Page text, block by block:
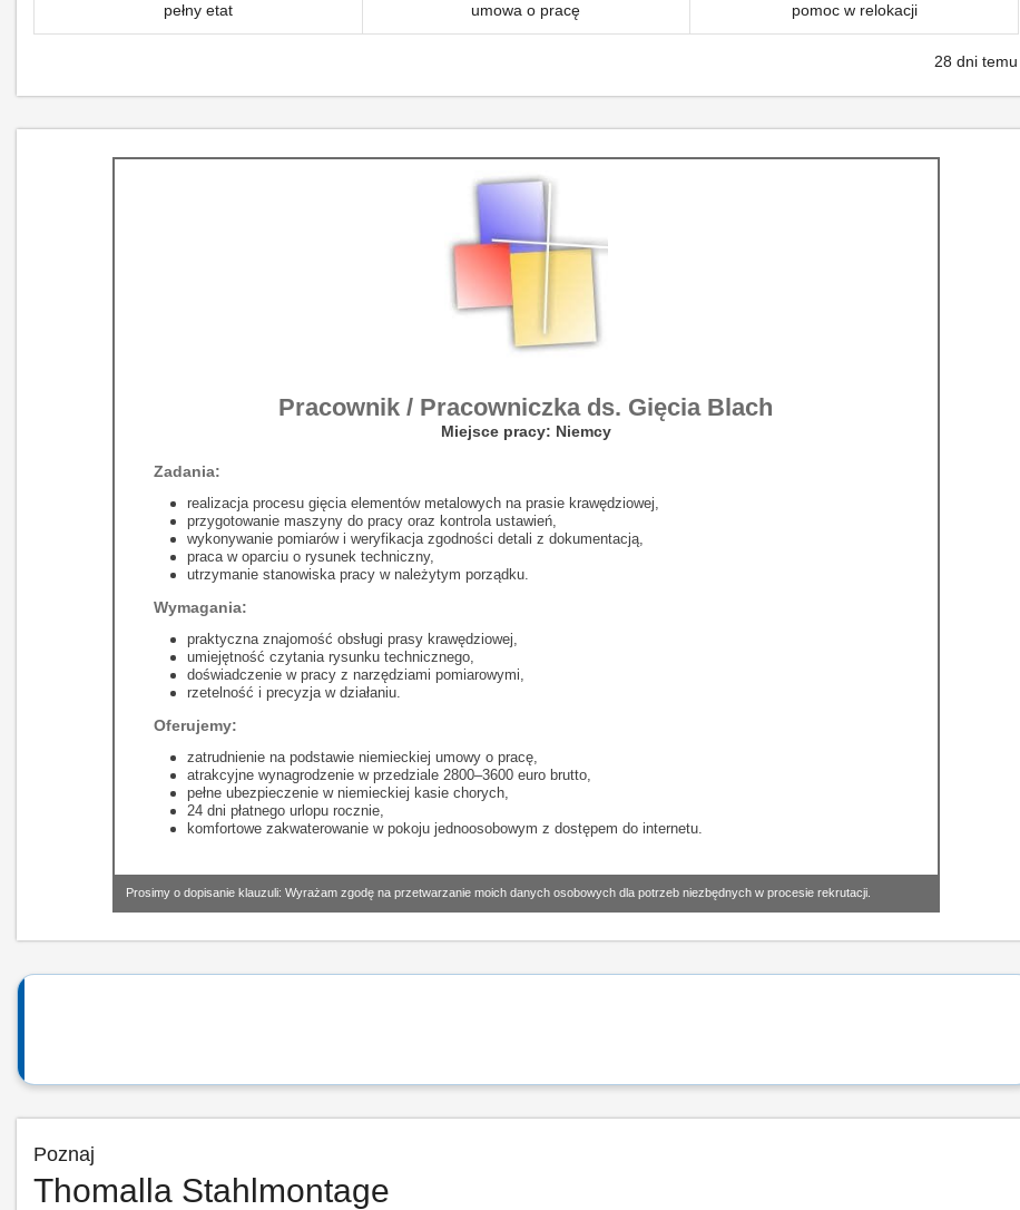
pełny etat umowa o pracę pomoc w relokacji
28 dni temu
Pracownik / Pracowniczka ds. Gięcia Blach
Miejsce pracy: Niemcy
Zadania:
realizacja procesu gięcia elementów metalowych na prasie krawędziowej,
przygotowanie maszyny do pracy oraz kontrola ustawień,
wykonywanie pomiarów i weryfikacja zgodności detali z dokumentacją,
praca w oparciu o rysunek techniczny,
utrzymanie stanowiska pracy w należytym porządku.
Wymagania:
praktyczna znajomość obsługi prasy krawędziowej,
umiejętność czytania rysunku technicznego,
doświadczenie w pracy z narzędziami pomiarowymi,
rzetelność i precyzja w działaniu.
Oferujemy:
zatrudnienie na podstawie niemieckiej umowy o pracę,
atrakcyjne wynagrodzenie w przedziale 2800–3600 euro brutto,
pełne ubezpieczenie w niemieckiej kasie chorych,
24 dni płatnego urlopu rocznie,
komfortowe zakwaterowanie w pokoju jednoosobowym z dostępem do internetu.
Prosimy o dopisanie klauzuli: Wyrażam zgodę na przetwarzanie moich danych osobowych dla potrzeb niezbędnych w procesie rekrutacji.
Poznaj
Thomalla Stahlmontage